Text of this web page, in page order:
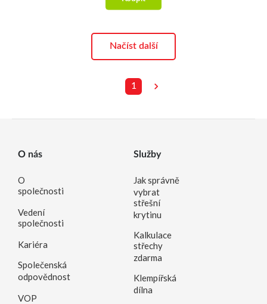
Načíst další
1
O nás
O
společnosti
Vedení
společnosti
Kariéra
Společenská
odpovědnost
VOP
Služby
Jak správně
vybrat
střešní
krytinu
Kalkulace
střechy
zdarma
Klempířská
dílna